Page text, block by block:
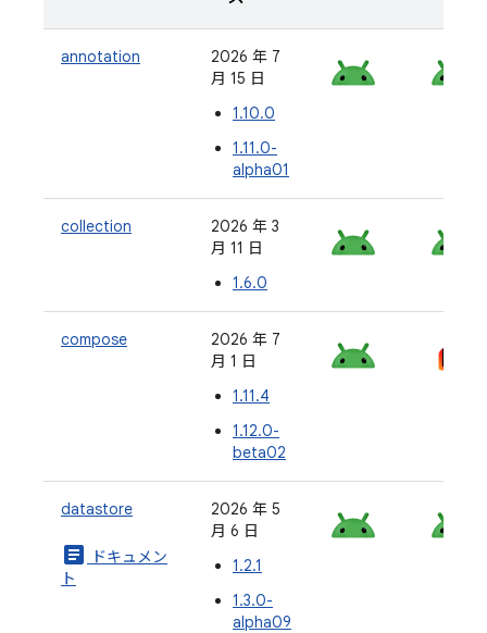
annotation
2026 年 7
月 15 日
1.10.0
1.11.0-
alpha01
collection
2026 年 3
月 11 日
1.6.0
compose
2026 年 7
月 1 日
1.11.4
1.12.0-
beta02
datastore
article
ドキュメン
ト
2026 年 5
月 6 日
1.2.1
1.3.0-
alpha09